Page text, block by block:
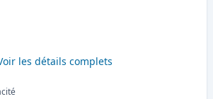
les détails complets